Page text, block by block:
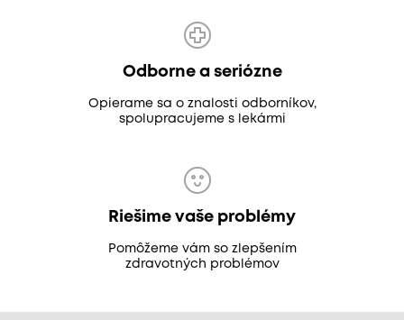
Odborne a seriózne
Opierame sa o znalosti odborníkov,
spolupracujeme s lekármi
Riešime vaše problémy
Pomôžeme vám so zlepšením
zdravotných problémov